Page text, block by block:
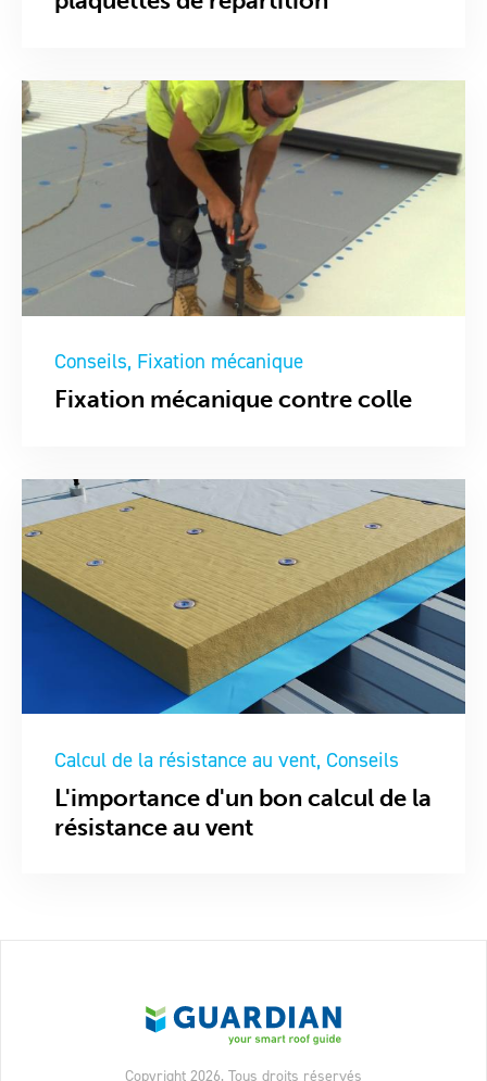
Conseils Fixation mécanique
Fixation mécanique contre colle
Calcul de la résistance au vent Conseils
L'importance d'un bon calcul de la
résistance au vent
Copyright 2026, Tous droits réservés